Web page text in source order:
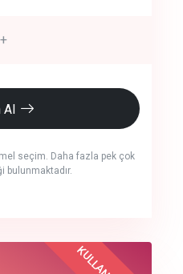
+
Al
seçim. Daha fazla pek çok
bulunmaktadır.